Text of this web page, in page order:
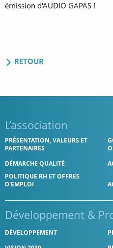
émission d'AUDIO GAPAS !
RETOUR
L’association
PRÉSENTATION, VALEURS ET
PARTENAIRES
DÉMARCHE QUALITÉ
POLITIQUE RH ET OFFRES
D'EMPLOI
Développement &
DÉVELOPPEMENT